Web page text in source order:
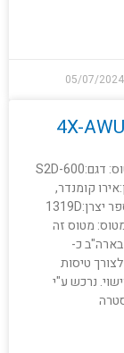
05/07/2024
פרטי המטוס: דגם:S2D-600
קומנדר,
ארה"ב מספר יצרן:1319D
מטוס זה
כ-
N1719S לצורך טיסות
נרכש ע"י